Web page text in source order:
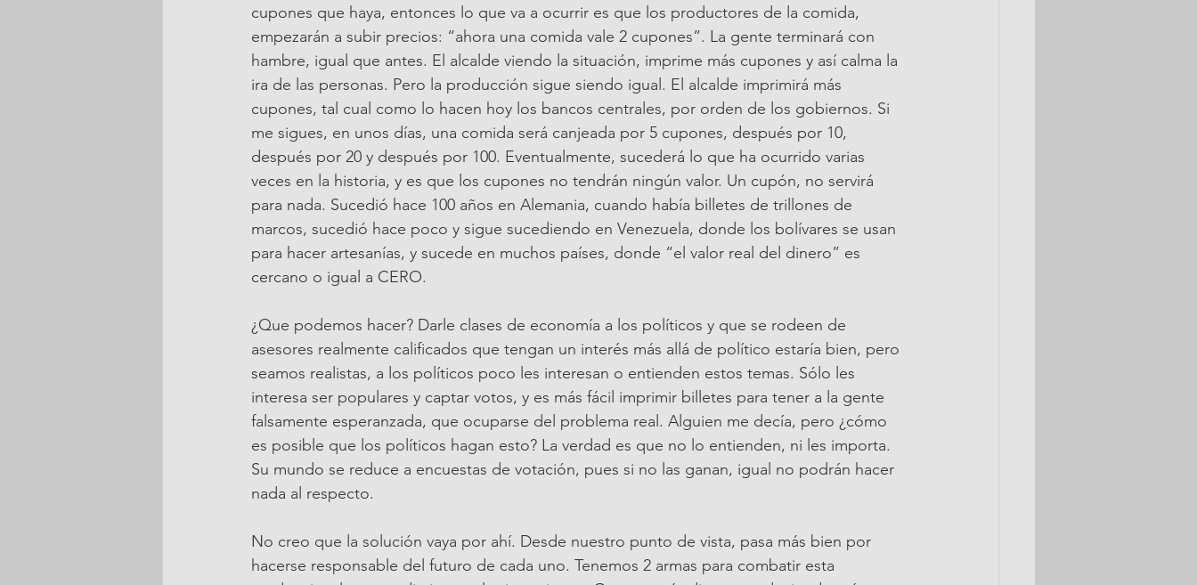
cupones que haya, entonces lo que va a ocurrir es que los productores de la comida,
empezarán a subir precios: “ahora una comida vale 2 cupones”. La gente terminará con
hambre, igual que antes. El alcalde viendo la situación, imprime más cupones y así calma la
ira de las personas. Pero la producción sigue siendo igual. El alcalde imprimirá más
cupones, tal cual como lo hacen hoy los bancos centrales, por orden de los gobiernos. Si
me sigues, en unos días, una comida será canjeada por 5 cupones, después por 10,
después por 20 y después por 100. Eventualmente, sucederá lo que ha ocurrido varias
veces en la historia, y es que los cupones no tendrán ningún valor. Un cupón, no servirá
para nada. Sucedió hace 100 años en Alemania, cuando había billetes de trillones de
marcos, sucedió hace poco y sigue sucediendo en Venezuela, donde los bolívares se usan
para hacer artesanías, y sucede en muchos países, donde “el valor real del dinero” es
cercano o igual a CERO.
¿Que podemos hacer? Darle clases de economía a los políticos y que se rodeen de
asesores realmente calificados que tengan un interés más allá de político estaría bien, pero
seamos realistas, a los políticos poco les interesan o entienden estos temas. Sólo les
interesa ser populares y captar votos, y es más fácil imprimir billetes para tener a la gente
falsamente esperanzada, que ocuparse del problema real. Alguien me decía, pero ¿cómo
es posible que los políticos hagan esto? La verdad es que no lo entienden, ni les importa.
Su mundo se reduce a encuestas de votación, pues si no las ganan, igual no podrán hacer
nada al respecto.
No creo que la solución vaya por ahí. Desde nuestro punto de vista, pasa más bien por
hacerse responsable del futuro de cada uno. Tenemos 2 armas para combatir esta